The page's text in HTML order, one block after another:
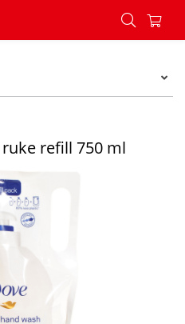
za ruke refill 750 ml - Konzum
refill 750 ml